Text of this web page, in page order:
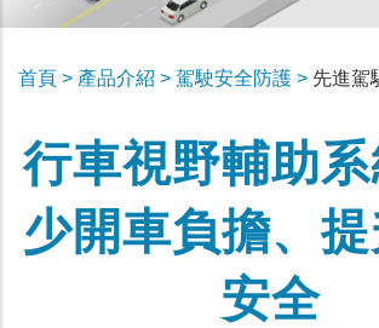
首頁 > 產品介紹 > 駕駛安全防護 > 先進駕
行車視野輔助
少開車負擔、
安全